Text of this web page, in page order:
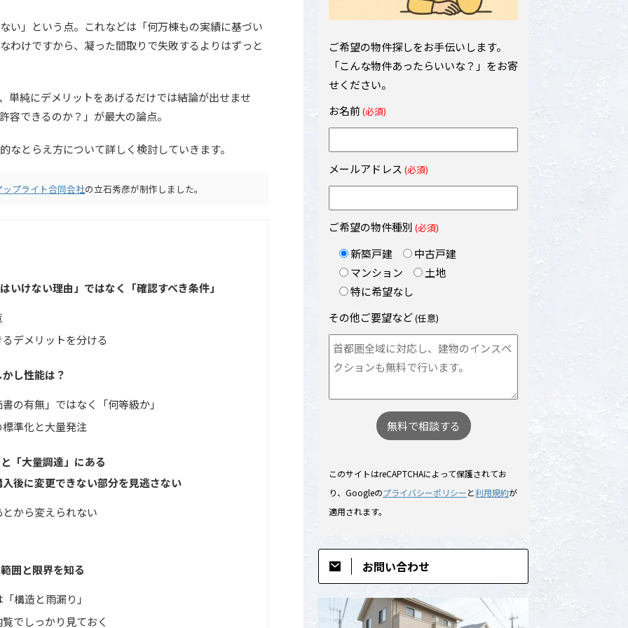
い」という点。これなどは「何万棟もの実績に基づい
わけですから、凝った間取りで失敗するよりはずっと
単純にデメリットをあげるだけでは結論が出せませ
容できるのか？」が最大の論点。
なとらえ方について詳しく検討していきます。
ップライト合同会社の立石秀彦が制作しました。
いけない理由」ではなく「確認すべき条件」
デメリットを分ける
し性能は？
の有無」ではなく「何等級か」
準化と大量発注
「大量調達」にある
後に変更できない部分を見逃さない
から変えられない
囲と限界を知る
構造と雨漏り」
でしっかり見ておく
ご希望の物件探しをお手伝いします。
「こんな物件あったらいいな？」をお寄
せください。
お名前(必須)
メールアドレス (必須)
ご希望の物件種別 (必須)
新築戸建
中古戸建
マンション
土地
特に希望なし
その他ご要望など(任意)
このサイトはreCAPTCHAによって保護されてお
り、Googleのプライバシーポリシーと利用規約が
適用されます。
お問い合わせ